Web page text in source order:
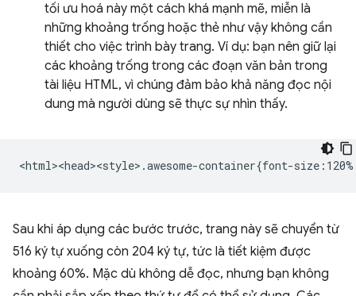
tối ưu hoá này một cách khá mạnh mẽ, miễn là
những khoảng trống hoặc thẻ như vậy không cần
thiết cho việc trình bày trang. Ví dụ: bạn nên giữ lại
các khoảng trống trong các đoạn văn bản trong
tài liệu HTML, vì chúng đảm bảo khả năng đọc nội
dung mà người dùng sẽ thực sự nhìn thấy.
Sau khi áp dụng các bước trước, trang này sẽ chuyển từ
516 ký tự xuống còn 204 ký tự, tức là tiết kiệm được
khoảng 60%. Mặc dù không dễ đọc, nhưng bạn không